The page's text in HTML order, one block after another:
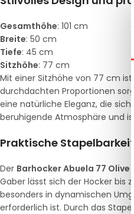
Gesamthöhe: 101 cm
Breite: 50 cm
Tiefe: 45 cm
Sitzhöhe: 77 cm
Mit einer Sitzhöhe von 77 cm
durchdachten Proportionen
eine natürliche Eleganz, die
beruhigende Atmosphäre und
Praktische
Der Barhocker Abuela 77 Olive
Gaber lässt sich der Hocker bis
besonders in dynamischen
erforderlich ist. Durch das